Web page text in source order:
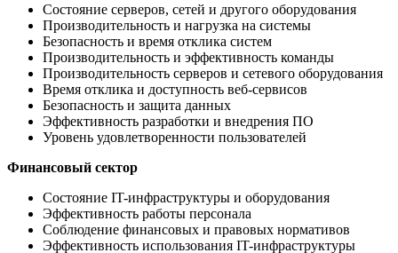
Состояние серверов, сетей и другого оборудования
Производительность и нагрузка на системы
Безопасность и время отклика систем
Производительность и эффективность команды
Производительность серверов и сетевого оборудования
Время отклика и доступность веб-сервисов
Безопасность и защита данных
Эффективность разработки и внедрения ПО
Уровень удовлетворенности пользователей
Финансовый сектор
Состояние IT-инфраструктуры и оборудования
Эффективность работы персонала
Соблюдение финансовых и правовых нормативов
Эффективность использования IT-инфраструктуры